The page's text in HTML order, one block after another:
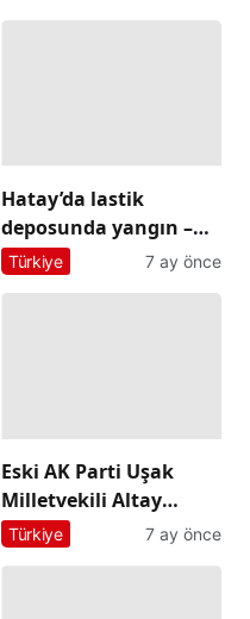
Hatay’da lastik
deposunda yangın –
Son Dakika Haberleri
Türkiye 7 ay önce
Eski AK Parti Uşak
Milletvekili Altay
hayatını kaybetti
Türkiye 7 ay önce